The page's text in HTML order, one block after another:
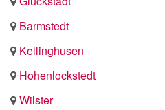
Barmstedt
Kellinghusen
Hohenlockstedt
Wilster